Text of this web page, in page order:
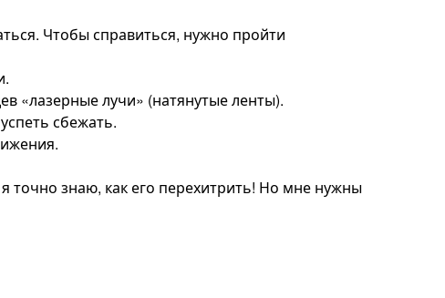
Чтобы справиться, нужно пройти
«лазерные лучи» (натянутые ленты).
сбежать.
точно знаю, как его перехитрить! Но мне нужны